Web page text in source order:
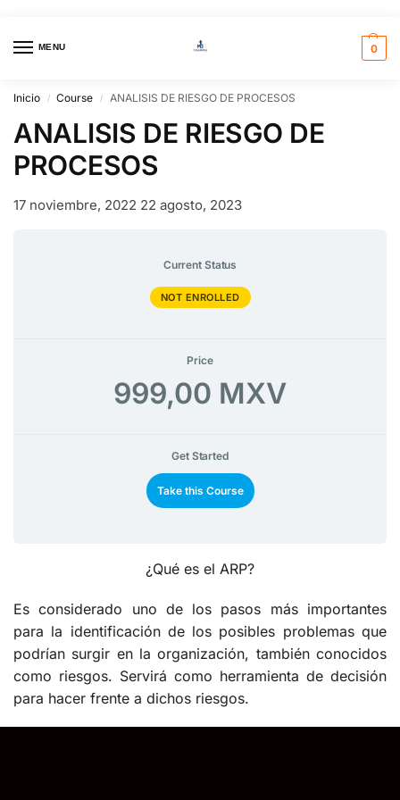
MENU 0
Inicio / Course / ANALISIS DE RIESGO DE PROCESOS
ANALISIS DE RIESGO DE
PROCESOS
17 noviembre, 2022 22 agosto, 2023
Current Status
NOT ENROLLED
Price
999,00 MXV
Get Started
Take this Course
¿Qué es el ARP?
Es considerado uno de los pasos más importantes
para la identificación de los posibles problemas que
podrían surgir en la organización, también conocidos
como riesgos. Servirá como herramienta de decisión
para hacer frente a dichos riesgos.